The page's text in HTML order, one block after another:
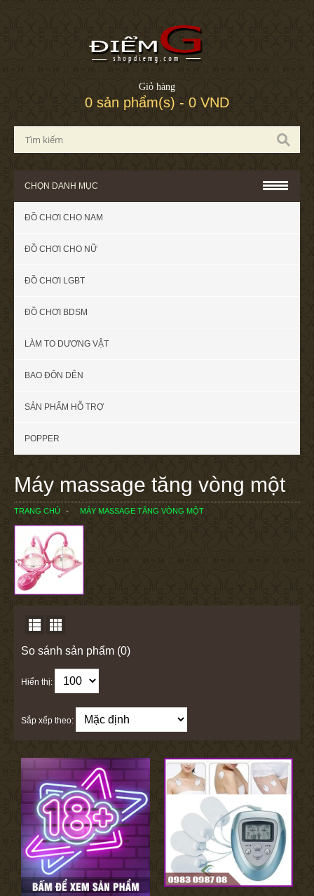
Giỏ hàng
0 sản phẩm(s) - 0 VND
CHỌN DANH MỤC
ĐỒ CHƠI CHO NAM
ĐỒ CHƠI CHO NỮ
ĐỒ CHƠI LGBT
ĐỒ CHƠI BDSM
LÀM TO DƯƠNG VẬT
BAO ĐÔN DÊN
SẢN PHẨM HỖ TRỢ
POPPER
Máy massage tăng vòng một
TRANG CHỦ MÁY MASSAGE TĂNG VÒNG MỘT
So sánh sản phẩm (0)
Hiển thị:
Sắp xếp theo: